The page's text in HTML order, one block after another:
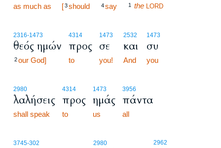
as much as [3should 4say 1 the LORD
2316-1473
θεός ημών
2our God]
4314
προς
to
1473
σε
you!
2532
και
And
1473
συ
you
2980
λαλήσεις
shall speak
4314
προς
to
1473
ημάς
us
3956
πάντα
all
3745-302 2980 2962